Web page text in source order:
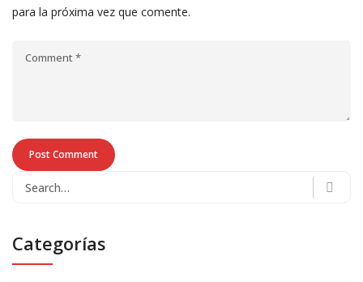
para la próxima vez que comente.
Categorías